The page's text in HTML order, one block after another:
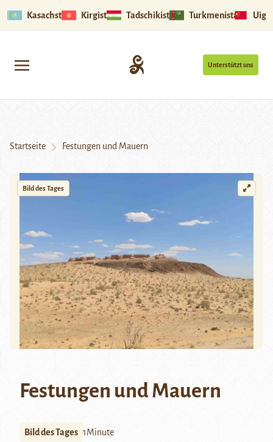
Kasachstan Kirgistan Tadschikistan Turkmenistan
Unterstützt uns
Startseite Festungen und Mauern
Bild des Tages
Festungen und Mauern
Bild des Tages 1Minute